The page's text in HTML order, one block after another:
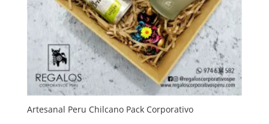
Artesanal Peru Chilcano Pack Corporativo